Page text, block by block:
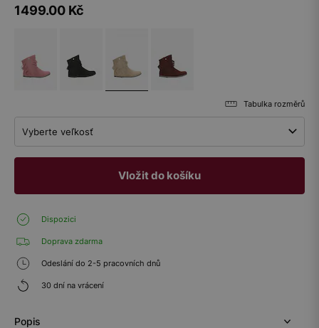
1499.00 Kč
Tabulka rozměrů
Vyberte veľkosť
Vložit do košíku
Dispozici
Doprava zdarma
Odeslání do 2-5 pracovních dnů
30 dní na vrácení
Popis